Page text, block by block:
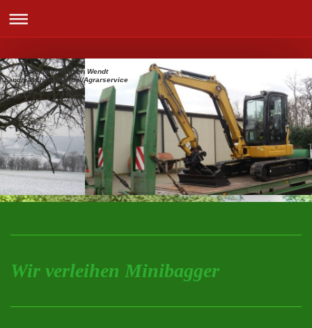
Lohnunternehmen Wendt
Landmaschinenhandel/Agrarservice
Wir verleihen Minibagger